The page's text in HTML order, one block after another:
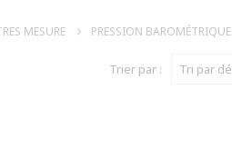
MESURE PRESSION BAROMÉTRIQUE
Trier par :